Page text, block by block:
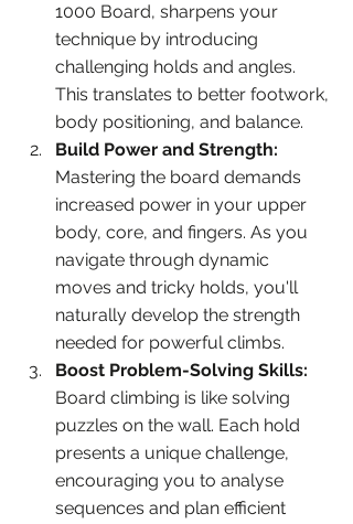
1000 Board, sharpens your
technique by introducing
challenging holds and angles.
This translates to better footwork,
body positioning, and balance.
Build Power and Strength:
Mastering the board demands
increased power in your upper
body, core, and fingers. As you
navigate through dynamic
moves and tricky holds, you'll
naturally develop the strength
needed for powerful climbs.
Boost Problem-Solving Skills:
Board climbing is like solving
puzzles on the wall. Each hold
presents a unique challenge,
encouraging you to analyse
sequences and plan efficient